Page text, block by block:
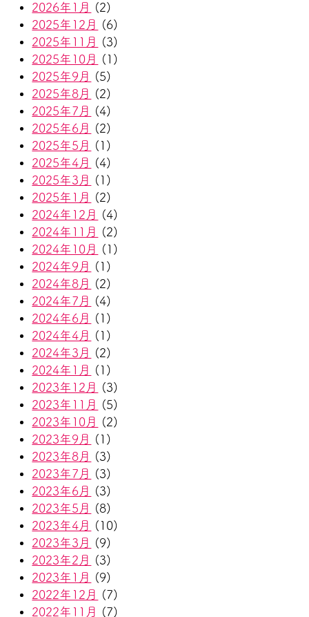
2026年1月
(2)
2025年12月
(6)
2025年11月
(3)
2025年10月
(1)
2025年9月
(5)
2025年8月
(2)
2025年7月
(4)
2025年6月
(2)
2025年5月
(1)
2025年4月
(4)
2025年3月
(1)
2025年1月
(2)
2024年12月
(4)
2024年11月
(2)
2024年10月
(1)
2024年9月
(1)
2024年8月
(2)
2024年7月
(4)
2024年6月
(1)
2024年4月
(1)
2024年3月
(2)
2024年1月
(1)
2023年12月
(3)
2023年11月
(5)
2023年10月
(2)
2023年9月
(1)
2023年8月
(3)
2023年7月
(3)
2023年6月
(3)
2023年5月
(8)
2023年4月
(10)
2023年3月
(9)
2023年2月
(3)
2023年1月
(9)
2022年12月
(7)
2022年11月
(7)